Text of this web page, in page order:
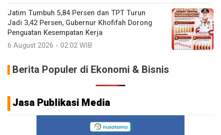
Jatim Tumbuh 5,84 Persen dan TPT Turun
Jadi 3,42 Persen, Gubernur Khofifah Dorong
Penguatan Kesempatan Kerja
6 August 2026 - 02:02 WIB
Berita Populer di Ekonomi & Bisnis
Jasa Publikasi Media